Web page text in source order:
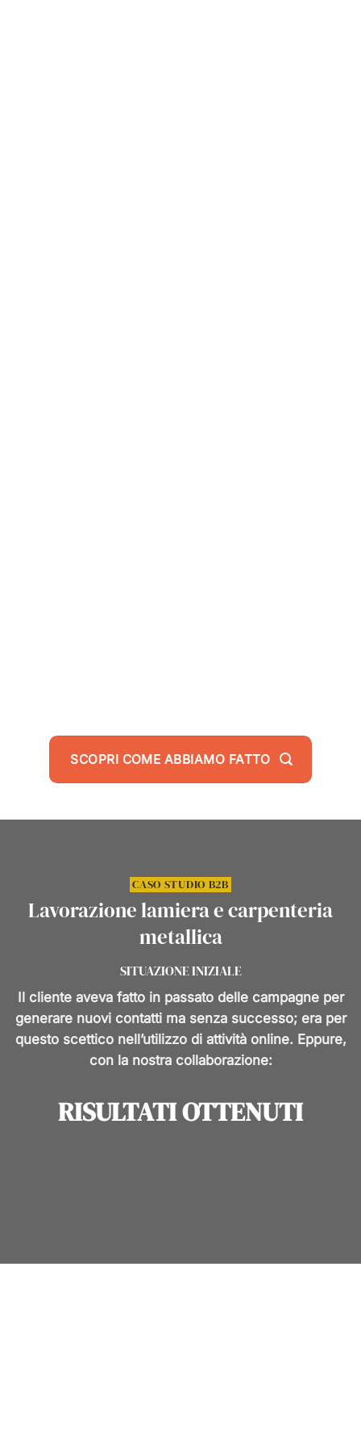
SCOPRI COME ABBIAMO FATTO
CASO STUDIO B2B
Lavorazione lamiera e carpenteria
metallica
SITUAZIONE INIZIALE
Il cliente aveva fatto in passato delle campagne per
generare nuovi contatti ma senza successo; era per
questo scettico nell’utilizzo di attività online. Eppure,
con la nostra collaborazione:
RISULTATI OTTENUTI